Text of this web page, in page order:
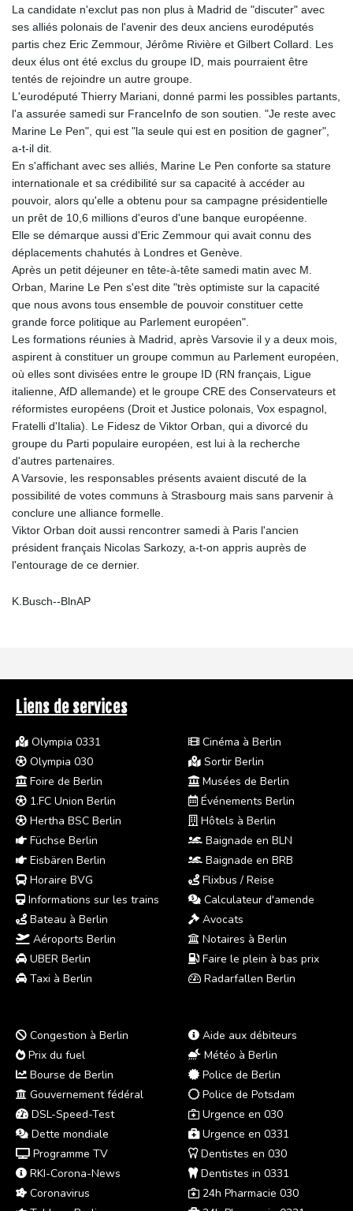
La candidate n'exclut pas non plus à Madrid de "discuter" avec
ses alliés polonais de l'avenir des deux anciens eurodéputés
partis chez Eric Zemmour, Jérôme Rivière et Gilbert Collard. Les
deux élus ont été exclus du groupe ID, mais pourraient être
tentés de rejoindre un autre groupe.
L'eurodéputé Thierry Mariani, donné parmi les possibles partants,
l'a assurée samedi sur FranceInfo de son soutien. "Je reste avec
Marine Le Pen", qui est "la seule qui est en position de gagner",
a-t-il dit.
En s'affichant avec ses alliés, Marine Le Pen conforte sa stature
internationale et sa crédibilité sur sa capacité à accéder au
pouvoir, alors qu'elle a obtenu pour sa campagne présidentielle
un prêt de 10,6 millions d'euros d'une banque européenne.
Elle se démarque aussi d'Eric Zemmour qui avait connu des
déplacements chahutés à Londres et Genève.
Après un petit déjeuner en tête-à-tête samedi matin avec M.
Orban, Marine Le Pen s'est dite "très optimiste sur la capacité
que nous avons tous ensemble de pouvoir constituer cette
grande force politique au Parlement européen".
Les formations réunies à Madrid, après Varsovie il y a deux mois,
aspirent à constituer un groupe commun au Parlement européen,
où elles sont divisées entre le groupe ID (RN français, Ligue
italienne, AfD allemande) et le groupe CRE des Conservateurs et
réformistes européens (Droit et Justice polonais, Vox espagnol,
Fratelli d'Italia). Le Fidesz de Viktor Orban, qui a divorcé du
groupe du Parti populaire européen, est lui à la recherche
d'autres partenaires.
A Varsovie, les responsables présents avaient discuté de la
possibilité de votes communs à Strasbourg mais sans parvenir à
conclure une alliance formelle.
Viktor Orban doit aussi rencontrer samedi à Paris l'ancien
président français Nicolas Sarkozy, a-t-on appris auprès de
l'entourage de ce dernier.
K.Busch--BlnAP
Liens de services
Olympia 0331
Olympia 030
Foire de Berlin
1.FC Union Berlin
Hertha BSC Berlin
Füchse Berlin
Eisbären Berlin
Horaire BVG
Informations sur les trains
Bateau à Berlin
Aéroports Berlin
UBER Berlin
Taxi à Berlin
Cinéma à Berlin
Sortir Berlin
Musées de Berlin
Événements Berlin
Hôtels à Berlin
Baignade en BLN
Baignade en BRB
Flixbus / Reise
Calculateur d'amende
Avocats
Notaires à Berlin
Faire le plein à bas prix
Radarfallen Berlin
Congestion à Berlin
Prix du fuel
Bourse de Berlin
Gouvernement fédéral
DSL-Speed-Test
Dette mondiale
Programme TV
RKI-Corona-News
Coronavirus
Aide aux débiteurs
Météo à Berlin
Police de Berlin
Police de Potsdam
Urgence en 030
Urgence en 0331
Dentistes en 030
Dentistes in 0331
24h Pharmacie 030